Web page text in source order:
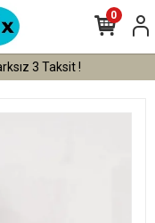
3 Taksit !
0